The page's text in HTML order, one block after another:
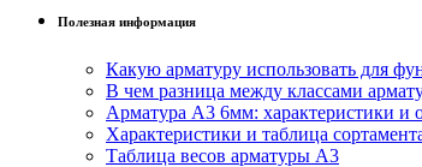
Полезная информация
Какую арматуру использовать для
В чем разница между классами
Арматура А3 6мм: характеристики и
Характеристики и таблица
Таблица весов арматуры А3